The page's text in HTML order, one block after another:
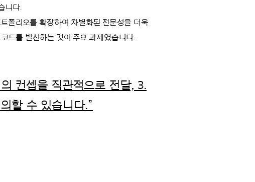
니다.
폴리오를 확장하여 차별화된 전문성을 더욱
드를 발신하는 것이 주요 과제였습니다.
컨셉을 직관적으로 전달, 3.
할 수 있습니다.”